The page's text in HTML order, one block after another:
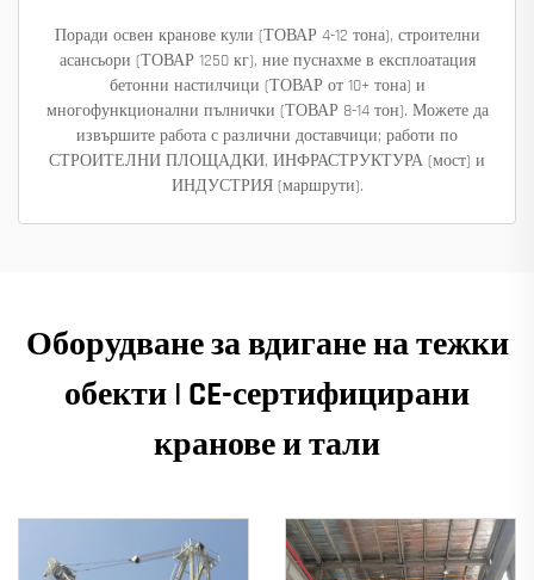
Поради освен кранове кули (ТОВАР 4-12 тона), строителни
асансьори (ТОВАР 1250 кг), ние пуснахме в експлоатация
бетонни настилчици (ТОВАР от 10+ тона) и
многофункционални пълнички (ТОВАР 8-14 тон). Можете да
извършите работа с различни доставчици; работи по
СТРОИТЕЛНИ ПЛОЩАДКИ, ИНФРАСТРУКТУРА (мост) и
ИНДУСТРИЯ (маршрути).
Оборудване за вдигане на тежки
обекти | CE-сертифицирани
кранове и тали